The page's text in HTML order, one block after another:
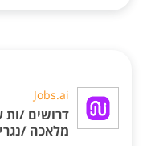
Jobs.ai
דרושים /ות
מלאכה /